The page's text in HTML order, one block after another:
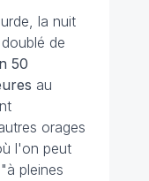
la nuit
de
50
au
orages
l'on peut
pleines